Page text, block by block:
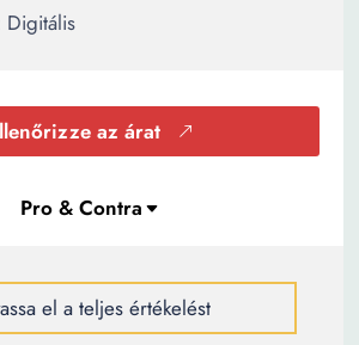
Digitális
az árat
el a teljes értékelést